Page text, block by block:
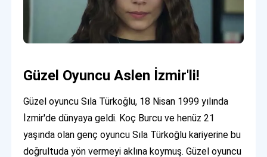
Güzel Oyuncu Aslen İzmir'li!
Güzel oyuncu Sıla Türkoğlu, 18 Nisan 1999 yılında
İzmir'de dünyaya geldi. Koç Burcu ve henüz 21
yaşında olan genç oyuncu Sıla Türkoğlu kariyerine bu
doğrultuda yön vermeyi aklına koymuş. Güzel oyuncu